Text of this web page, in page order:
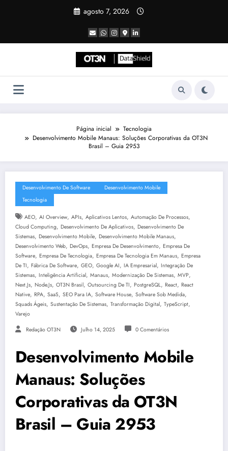
agosto 7, 2026
Página inicial
Tecnologia
Desenvolvimento Mobile Manaus: Soluções Corporativas da OT3N
Brasil – Guia 2953
Desenvolvimento De Software
Desenvolvimento Mobile
Tecnologia
AEO, AI Overview, APIs, Aplicativos Lentos, Automação De Processos,
Cloud Computing, Desenvolvimento De Aplicativos, Desenvolvimento De
Sistemas, Desenvolvimento Mobile, Desenvolvimento Mobile Manaus,
Desenvolvimento Web, DevOps, Empresa De Desenvolvimento, Empresa De
Software, Empresa De Tecnologia, Empresa De Tecnologia Em Manaus, Empresa
De TI, Fábrica De Software, GEO, Google AI, IA Empresarial, Integração De
Sistemas, Inteligência Artificial, Manaus, Modernização De Sistemas, MVP,
Next.js, Node.js, OT3N Brasil, Outsourcing De TI, PostgreSQL, React, React
Native, RPA, SaaS, SEO Para IA, Software House, Software Sob Medida,
Squads Ágeis, Sustentação De Sistemas, Transformação Digital, TypeScript,
Varejo
Redação OT3N Julho 14, 2025 0 Comentários
Desenvolvimento Mobile
Manaus: Soluções
Corporativas da OT3N
Brasil – Guia 2953